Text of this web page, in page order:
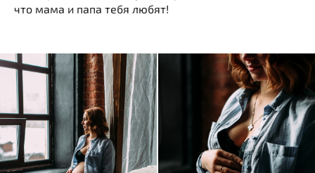
что мама и папа тебя любят!